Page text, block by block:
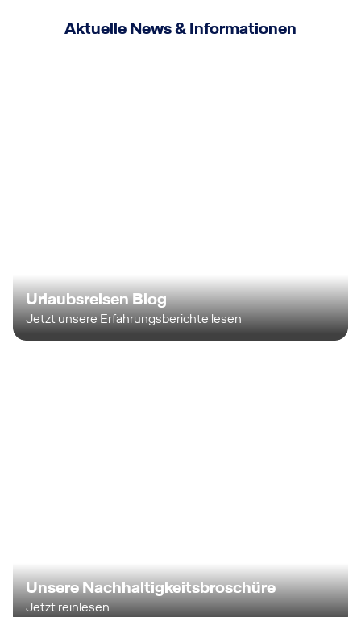
Aktuelle News & Informationen
Urlaubsreisen Blog
Jetzt unsere Erfahrungsberichte lesen
Unsere Nachhaltigkeitsbroschüre
Jetzt reinlesen